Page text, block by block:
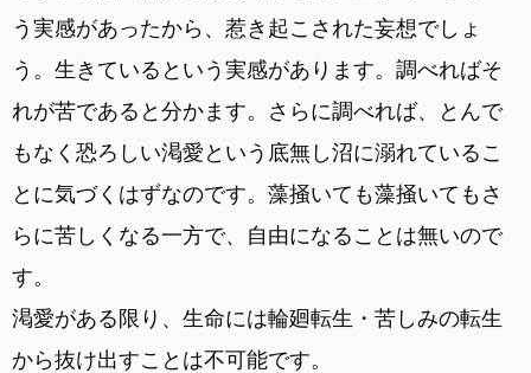
う実感があったから、惹き起こされた妄想でしょ
う。生きているという実感があります。調べればそ
れが苦であると分かます。さらに調べれば、とんで
もなく恐ろしい渇愛という底無し沼に溺れているこ
とに気づくはずなのです。藻掻いても藻掻いてもさ
らに苦しくなる一方で、自由になることは無いので
す。
渇愛がある限り、生命には輪廻転生・苦しみの転生
から抜け出すことは不可能です。